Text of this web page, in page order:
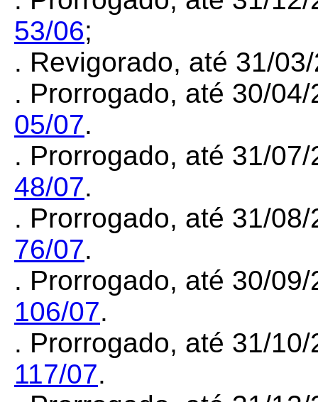
53/06;
. Revigorado, até 31/
. Prorrogado, até 30/
05/07.
. Prorrogado, até 31/
48/07.
. Prorrogado, até 31/
76/07.
. Prorrogado, até 30/
106/07.
. Prorrogado, até 31/
117/07.